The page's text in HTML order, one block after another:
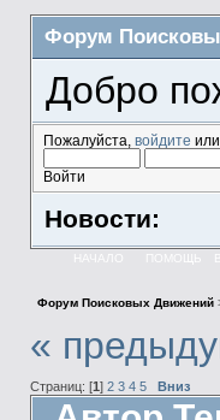
Форум
Добро
Пожалуйста, войдите или
Войти
Новости:
НАЧАЛО ПОМОЩЬ
Форум Поисковых Движений
«
Страниц: [1 ] 2 3 4 5 Вниз